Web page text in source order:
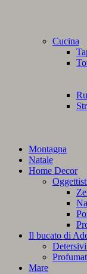
Cucina
Montagna
Natale
Home Decor
Il bucato di
Mare